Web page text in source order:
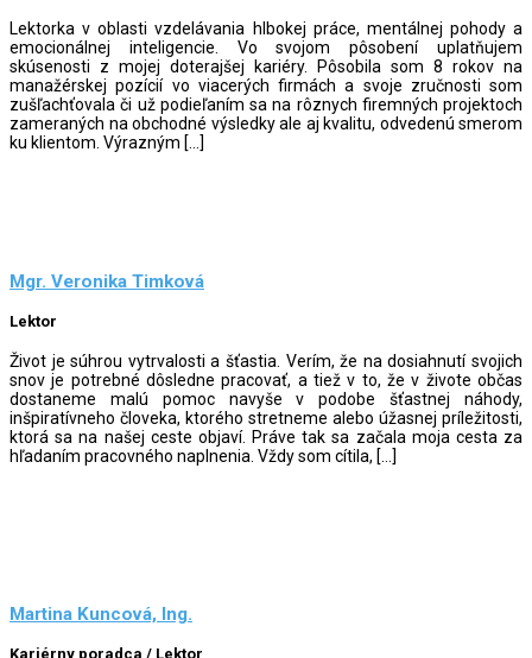
Lektorka v oblasti vzdelávania hlbokej práce, mentálnej pohody a
emocionálnej inteligencie. Vo svojom pôsobení uplatňujem
skúsenosti z mojej doterajšej kariéry. Pôsobila som 8 rokov na
manažérskej pozícií vo viacerých firmách a svoje zručnosti som
zušľachťovala či už podieľaním sa na rôznych firemných projektoch
zameraných na obchodné výsledky ale aj kvalitu, odvedenú smerom
ku klientom. Výrazným […]
Mgr. Veronika Timková
Lektor
Život je súhrou vytrvalosti a šťastia. Verím, že na dosiahnutí svojich
snov je potrebné dôsledne pracovať, a tiež v to, že v živote občas
dostaneme malú pomoc navyše v podobe šťastnej náhody,
inšpiratívneho človeka, ktorého stretneme alebo úžasnej príležitosti,
ktorá sa na našej ceste objaví. Práve tak sa začala moja cesta za
hľadaním pracovného naplnenia. Vždy som cítila, […]
Martina Kuncová, Ing.
Kariérny poradca / Lektor